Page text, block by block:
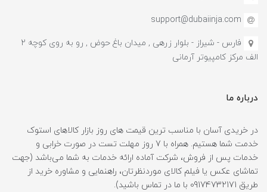
support@dubaiinja.com
فارس - شیراز - بلوار زرهی , میدان باغ حوض , رو به روی کوچه 2
الف مرکز کامپیوتر آرمانی
درباره ما
در خریدی آسان با مناسب ترین قیمت های روز بازار کالاهای استوک
خدمت شما هستیم. همراه با 7 روز مهلت تست در صورت خرابی و
خدمات پس از فروش، شرکت آماده ارائه خدمات به شما می‌باشد (جهت
تماشای عکس یا فیلم کالای موردنظرتان، راهنمایی و مشاوره خرید از
طریق 09174732171 با ما در تماس باشید).